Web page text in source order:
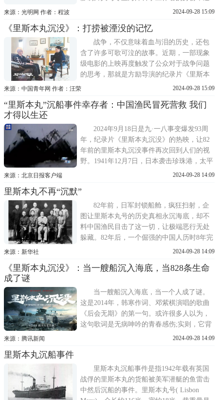
过多方寻访知识考古抢救性拍摄艺术再现等
将承载了厚重历史和巨大戏剧性的里斯本丸
沉没事件完整且动人地呈现出来，用影像完
成了一次对真实性与戏剧性
来源：光明网 作者：程波 2024-09-28 15:09
《里斯本丸沉没》：打捞被湮没的记忆
战争，不仅意味着血与泪的历史，还包
含了许多可歌可泣的故事。近期，一部现象
级电影的上映再度触发了公众对于战争问题
的思考，那就是方励导演的纪录片《里斯本
丸沉没》。该电影通过详尽的历史调查，揭
沉船真相，从而打捞出了失落在海洋深处的
采访里斯本丸号幸存者威廉·
来源：中国青年网 作者：汪荣 2024-09-28 15:09
“里斯本丸”沉船事件幸存者：中国渔民冒死营救 我们
才得以生还
2024年9月18日是九·一八事变爆发93周
年，纪录片《里斯本丸沉没》的热映，让82
年前的里斯本丸沉没事件再次回到人们的视
野。1941年12月7日，日本袭击珍珠港，太平
洋战争爆发。 数小时后，当时还是英国殖民
军，在防守18天后投降，约8500名士兵被
俘。他们被日军用船运往各地充当劳力。里
斯本丸号，原本是
来源：北京日报客户端 2024-09-28 14:09
里斯本丸不再“沉默”
82年前，日军封锁船舱，疯狂扫射，企
图让里斯本丸号的历史真相永沉海底，却不
料中国渔民目击了这一切，让极端恶行无处
躲藏。82年后，一个倔强的中国人历时8年完
成纪录电影《里斯本丸沉没》，揭开这段曾
日，随着电影公映，沉没了82年的里斯本丸
思、法伦斯、詹姆
来源：新华社 2024-09-28 14:09
《里斯本丸沉没》：当一艘船沉入海底，当828条生命
成了谜
当一艘船沉入海底，当一个人成了谜。
这是2014年，韩寒作词、邓紫棋演唱的歌曲
《后会无期》的第一句。或许很多人以为，
这句歌词是无病呻吟的青春感伤;实则，它背
后映射了一段几乎掩埋了82年的历史真相：
舱无法逃生的年轻人。为了打捞这段历史，
十年间，
来源：腾讯新闻 2024-09-28 14:09
里斯本丸沉船事件
里斯本丸沉船事件是指1942年载有英国
战俘的里斯本丸的货船被美军潜艇的鱼雷击
中然后沉船的事件。里斯本丸号( Lisbon